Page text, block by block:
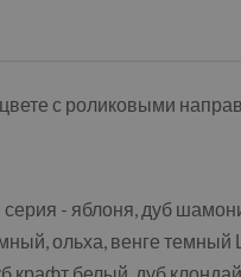
с роликовыми
- яблоня, дуб
ольха, венге темный